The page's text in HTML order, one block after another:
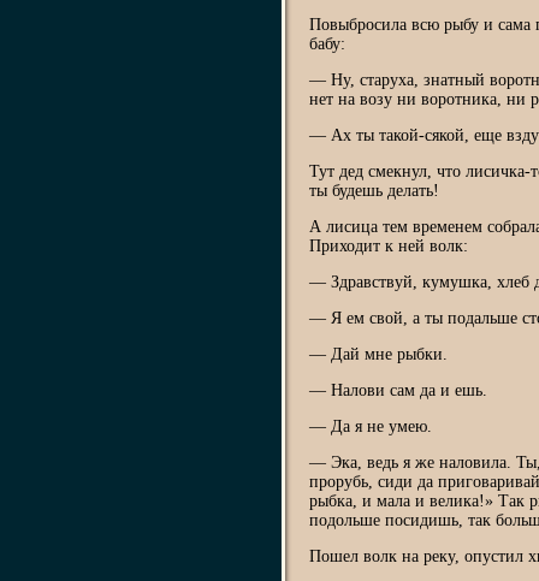
Повыбросила всю рыбу и сама
бабу:
— Ну, старуха, знатный
нет на возу ни воротника, ни
— Ах ты такой-сякой, еще
Тут дед смекнул, что лисичка-
ты будешь делать!
А лисица тем временем
Приходит к ней волк:
— Здравствуй, кумушка, хлеб
— Я ем свой, а ты подальше
— Дай мне рыбки.
— Налови сам да и ешь.
— Да я не умею.
— Эка, ведь я же наловила.
прорубь, сиди да
рыбка, и мала и велика!» Так
подольше посидишь, так
Пошел волк на реку, опустил